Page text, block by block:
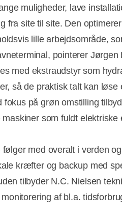
muligheder, lave
fra site til site. Den
lille arbejdsområde,
pointerer Jørgen
med ekstraudstyr som
så de praktisk talt kan løse
fokus på grøn omstilling
som fuldt elektriske
med overalt i verden
kræfter og backup med
tilbyder N.C. Nielsen
af bl.a.